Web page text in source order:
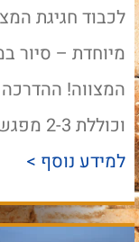
לכבוד חגיגת
מיוחדת – סיור
המצווה!
וכוללת 2-3 מפגשים מקדימים עם חונך.
למידע נוסף >